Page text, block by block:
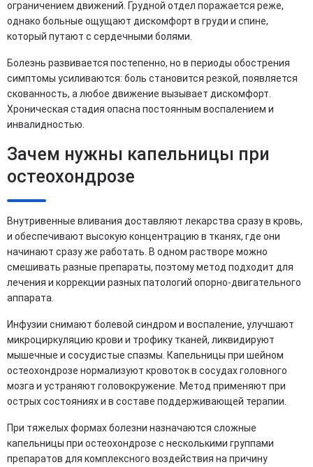
ограничением движений. Грудной отдел поражается реже,
однако больные ощущают дискомфорт в груди и спине,
который путают с сердечными болями.
Болезнь развивается постепенно, но в периоды обострения
симптомы усиливаются: боль становится резкой, появляется
скованность, а любое движение вызывает дискомфорт.
Хроническая стадия опасна постоянным воспалением и
инвалидностью.
Зачем нужны капельницы при
остеохондрозе
Внутривенные вливания доставляют лекарства сразу в кровь,
и обеспечивают высокую концентрацию в тканях, где они
начинают сразу же работать. В одном растворе можно
смешивать разные препараты, поэтому метод подходит для
лечения и коррекции разных патологий опорно-двигательного
аппарата.
Инфузии снимают болевой синдром и воспаление, улучшают
микроциркуляцию крови и трофику тканей, ликвидируют
мышечные и сосудистые спазмы. Капельницы при шейном
остеохондрозе нормализуют кровоток в сосудах головного
мозга и устраняют головокружение. Метод применяют при
острых состояниях и в составе поддерживающей терапии.
При тяжелых формах болезни назначаются сложные
капельницы при остеохондрозе с несколькими группами
препаратов для комплексного воздействия на причину